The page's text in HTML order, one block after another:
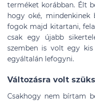
terméket korábban. Élt
hogy oké, mindenkinek
fogok majd kitartani,
csak egy újabb
szemben is volt egy kis
egyáltalán lefogyni.
Változásra volt
Csakhogy nem bírtam